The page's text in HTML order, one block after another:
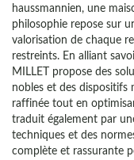
haussmannien, une
philosophie repose sur
valorisation de chaque
restreints. En alliant
MILLET propose des
nobles et des dispositifs
raffinée tout en
traduit également par
techniques et des
complète et rassurante